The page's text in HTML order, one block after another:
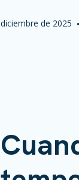
diciembre de 2025 •